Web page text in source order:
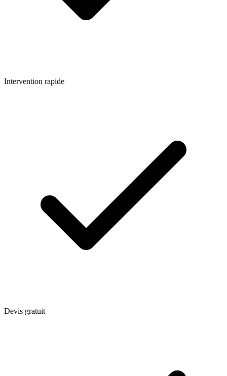
Intervention rapide
Devis gratuit